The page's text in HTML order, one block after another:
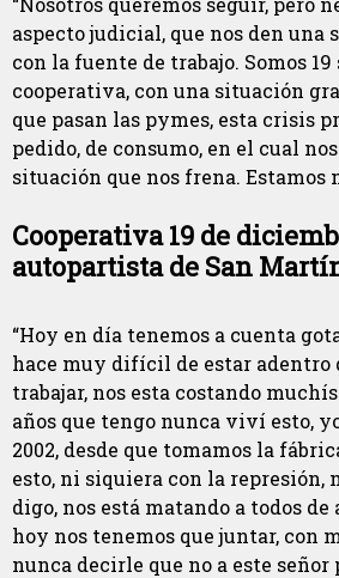
aspecto judicial, que nos den una
con la fuente de trabajo. Somos 19
cooperativa, con una situación
que pasan las pymes, esta crisis
pedido, de consumo, en el cual
situación que nos frena. Estamos
Cooperativa 19 de
autopartista de San
“Hoy en día tenemos a cuenta
hace muy difícil de estar adentro
trabajar, nos esta costando
años que tengo nunca viví esto,
2002, desde que tomamos la
esto, ni siquiera con la represión,
digo, nos está matando a todos de
hoy nos tenemos que juntar, con
nunca decirle que no a este señor